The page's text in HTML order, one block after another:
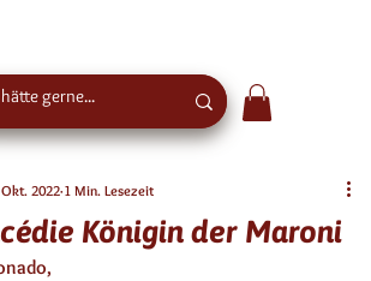
Königin der Maroni
2022 1 Min. Lesezeit